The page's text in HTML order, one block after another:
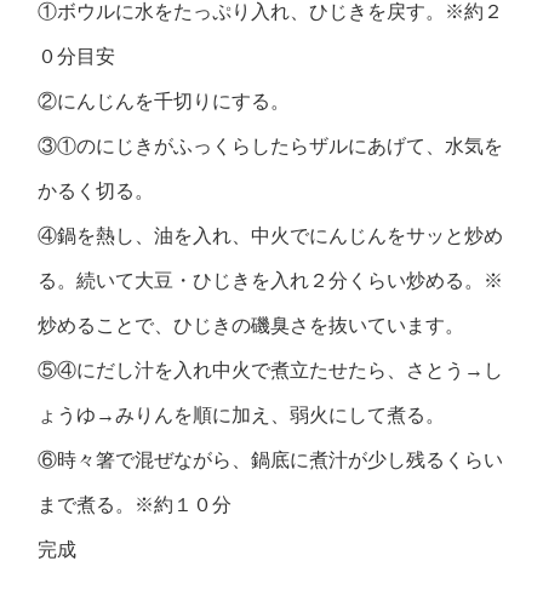
①ボウルに水をたっぷり入れ、ひじきを戻す。※約２
０分目安
②にんじんを千切りにする。
③①のにじきがふっくらしたらザルにあげて、水気を
かるく切る。
④鍋を熱し、油を入れ、中火でにんじんをサッと炒め
る。続いて大豆・ひじきを入れ２分くらい炒める。※
炒めることで、ひじきの磯臭さを抜いています。
⑤④にだし汁を入れ中火で煮立たせたら、さとう→し
ょうゆ→みりんを順に加え、弱火にして煮る。
⑥時々箸で混ぜながら、鍋底に煮汁が少し残るくらい
まで煮る。※約１０分
完成